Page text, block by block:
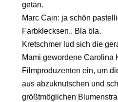
getan.
Marc Cain: ja schön
Farbklecksen.. Bla bla.
Kretschmer lud sich die
Mami gewordene Carolina
Filmproduzenten ein, um
aus abzuknutschen und
größtmöglichen